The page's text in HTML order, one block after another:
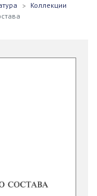
Коллекции